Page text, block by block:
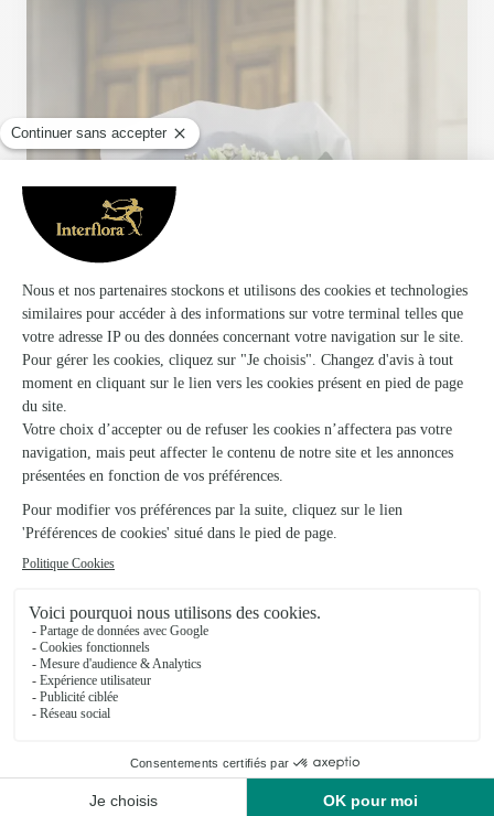
Votre fleuriste artisan à Yvre L'eveque
obtenu le labelARGENTen2025 et 2026
qualité de service.